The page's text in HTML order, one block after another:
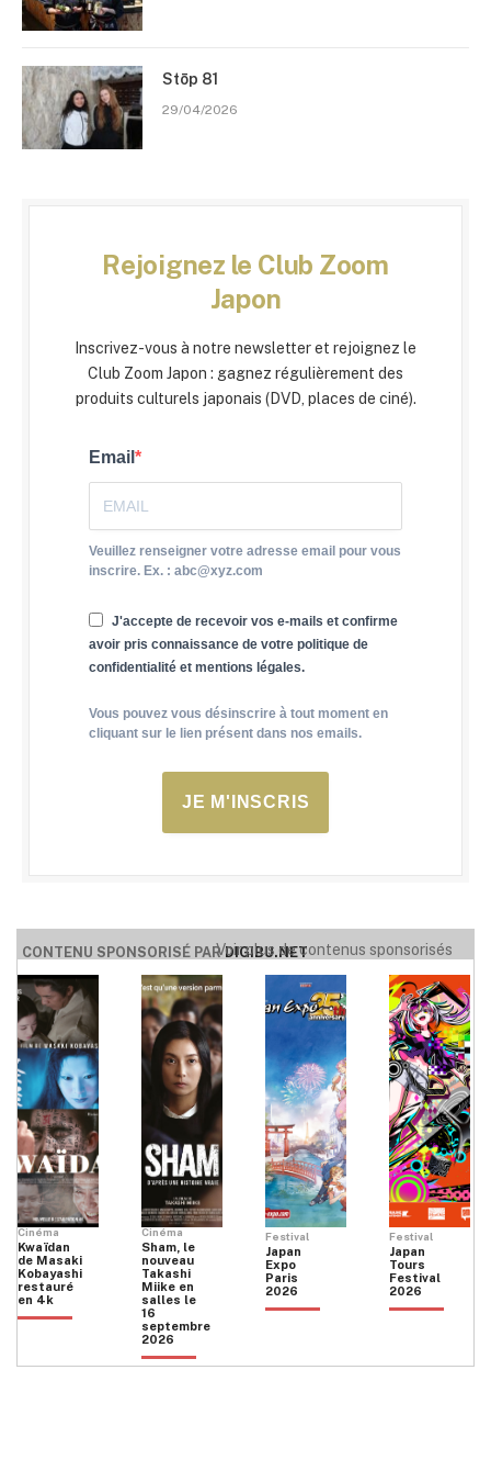
Stōp 81
29/04/2026
Rejoignez le Club Zoom
Japon
Inscrivez-vous à notre newsletter et rejoignez le
Club Zoom Japon : gagnez régulièrement des
produits culturels japonais (DVD, places de ciné).
Email
Veuillez renseigner votre adresse email pour vous
inscrire. Ex. : abc@xyz.com
J'accepte de recevoir vos e-mails et confirme
avoir pris connaissance de votre politique de
confidentialité et mentions légales.
Vous pouvez vous désinscrire à tout moment en
cliquant sur le lien présent dans nos emails.
JE M'INSCRIS
CONTENU SPONSORISÉ PARDIGIBU.NET
Voir plus de contenus sponsorisés
Cinéma
Kwaïdan
de Masaki
Kobayashi
restauré
en 4k
Cinéma
Sham, le
nouveau
Takashi
Miike en
salles le
16
septembre
2026
Festival
Japan
Expo
Paris
2026
Festival
Japan
Tours
Festival
2026